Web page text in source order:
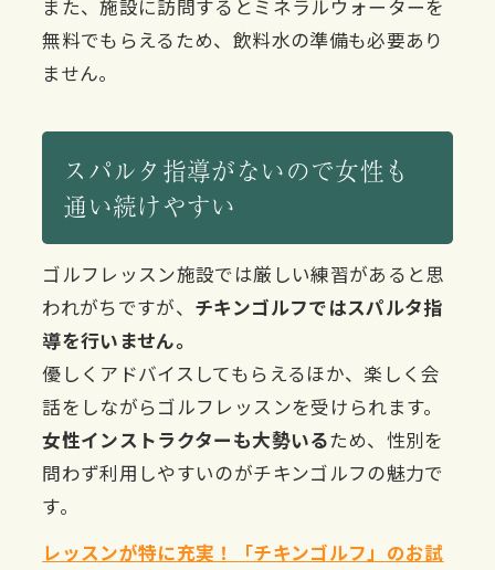
また、施設に訪問するとミネラルウォーターを
無料でもらえるため、飲料水の準備も必要あり
ません。
スパルタ指導がないので女性も
通い続けやすい
ゴルフレッスン施設では厳しい練習があると思
われがちですが、 チキンゴルフではスパルタ指
導を行いません。
優しくアドバイスしてもらえるほか、楽しく会
話をしながらゴルフレッスンを受けられます。
女性インストラクターも大勢いるため、性別を
問わず利用しやすいのがチキンゴルフの魅力で
す。
レッスンが特に充実！「チキンゴルフ」のお試